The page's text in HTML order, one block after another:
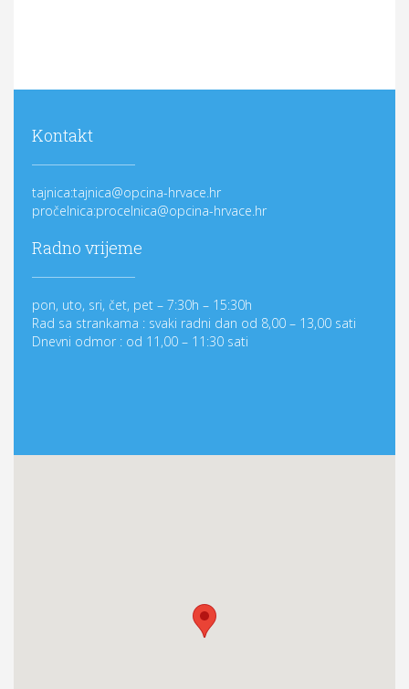
Kontakt
tajnica:tajnica@opcina-hrvace.hr
pročelnica:procelnica@opcina-hrvace.hr
Radno vrijeme
pon, uto, sri, čet, pet – 7:30h – 15:30h
Rad sa strankama : svaki radni dan od 8,00 – 13,00 sati
Dnevni odmor : od 11,00 – 11:30 sati